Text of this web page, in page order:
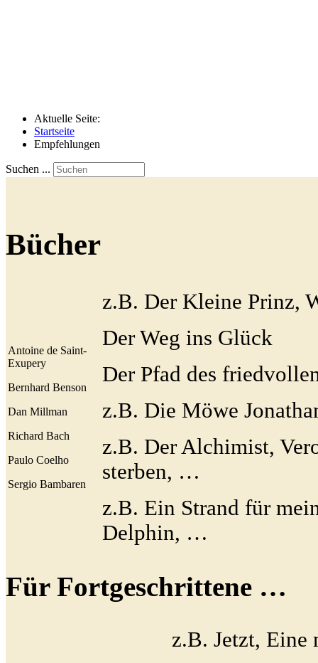
Aktuelle Seite:
Startseite
Empfehlungen
Suchen ...
Bücher
Antoine de Saint-
Exupery
Bernhard Benson
Dan Millman
Richard Bach
Paulo Coelho
Sergio Bambaren
z.B. Der Kleine Prinz,
Der Weg ins Glück
Der Pfad des
z.B. Die Möwe
z.B. Der Alchimist,
sterben, …
z.B. Ein Strand für
Delphin, …
Für Fortgeschrittene …
z.B. Jetzt,